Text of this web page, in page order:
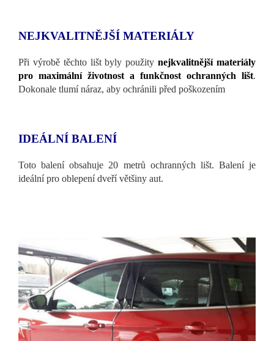
NEJKVALITNĚJŠÍ MATERIÁLY
Při výrobě těchto lišt byly použitynejkvalitnější materiály
pro maximální životnost a funkčnost ochranných lišt.
Dokonale tlumí náraz, aby ochránili před poškozením
IDEÁLNÍ BALENÍ
Toto balení obsahuje 20 metrů ochranných lišt. Balení je
ideální pro oblepení dveří většiny aut.